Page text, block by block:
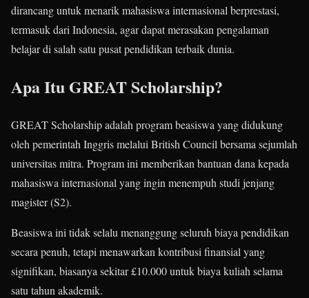
dirancang untuk menarik mahasiswa internasional berprestasi,
termasuk dari Indonesia, agar dapat merasakan pengalaman
belajar di salah satu pusat pendidikan terbaik dunia.
Apa Itu GREAT Scholarship?
GREAT Scholarship adalah program beasiswa yang didukung
oleh pemerintah Inggris melalui British Council bersama sejumlah
universitas mitra. Program ini memberikan bantuan dana kepada
mahasiswa internasional yang ingin menempuh studi jenjang
magister (S2).
Beasiswa ini tidak selalu menanggung seluruh biaya pendidikan
secara penuh, tetapi menawarkan kontribusi finansial yang
signifikan, biasanya sekitar £10.000 untuk biaya kuliah selama
satu tahun akademik.